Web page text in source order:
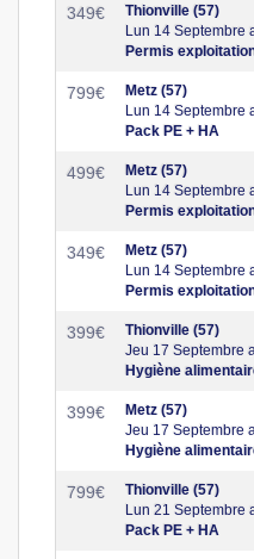
349€
Thionville (57)
Lun 14 Septembre
Permis
799€
Metz (57)
Lun 14 Septembre
Pack PE + HA
499€
Metz (57)
Lun 14 Septembre
Permis
349€
Metz (57)
Lun 14 Septembre
Permis
399€
Thionville (57)
Jeu 17 Septembre
Hygiène
399€
Metz (57)
Jeu 17 Septembre
Hygiène
799€
Thionville (57)
Lun 21 Septembre
Pack PE + HA